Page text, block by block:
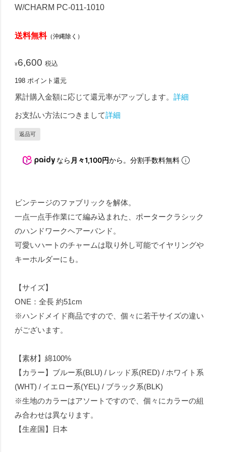
W/CHARM PC-011-1010
送料無料（沖縄除く）
¥6,600 税込
198 ポイント還元
累計購入金額に応じて還元率がアップします。詳細
お支払い方法につきまして詳細
返品可
なら 月々1,100円から。分割手数料無料
ビンテージのファブリックを解体。
一点一点手作業にて編み込まれた、ポータークラシック
のハンドワークヘアーバンド。
可愛いハートのチャームは取り外し可能でイヤリングや
キーホルダーにも。
【サイズ】
ONE：全長 約51cm
※ハンドメイド商品ですので、個々に若干サイズの違い
がございます。
【素材】綿100%
【カラー】ブルー系(BLU) / レッド系(RED) / ホワイト系
(WHT) / イエロー系(YEL) / ブラック系(BLK)
※生地のカラーはアソートですので、個々にカラーの組
み合わせは異なります。
【生産国】日本